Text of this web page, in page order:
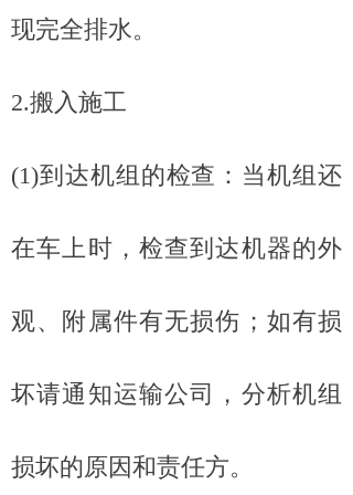
现完全排水。
2.搬入施工
(1)到达机组的检查：当机组还
在车上时，检查到达机器的外
观、附属件有无损伤；如有损
坏请通知运输公司，分析机组
损坏的原因和责任方。